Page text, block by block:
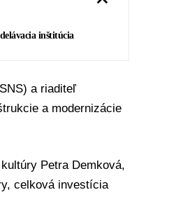
inštitúcia
SNS) a riaditeľ
a modernizácie
Petra Demková,
celková investícia